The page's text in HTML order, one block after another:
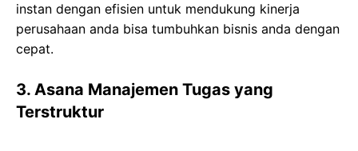
instan dengan efisien untuk mendukung kinerja
perusahaan anda bisa tumbuhkan bisnis anda dengan
cepat.
3. Asana Manajemen Tugas yang
Terstruktur